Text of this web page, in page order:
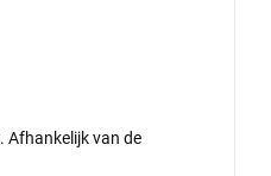
Afhankelijk van de